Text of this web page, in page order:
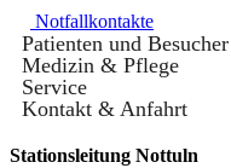
Notfallkontakte
Patienten und Besucher
Medizin & Pflege
Service
Kontakt & Anfahrt
Stationsleitung Nottuln